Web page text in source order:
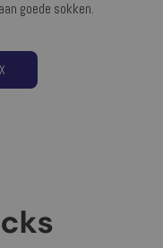
goede sokken.